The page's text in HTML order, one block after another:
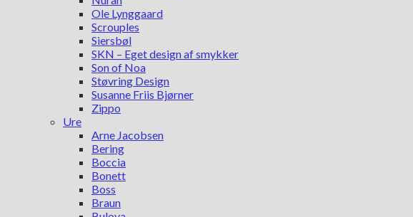
Ole Lynggaard
Scrouples
Siersbøl
SKN – Eget design af smykker
Son of Noa
Støvring Design
Susanne Friis Bjørner
Zippo
Ure
Arne Jacobsen
Bering
Boccia
Bonett
Boss
Braun